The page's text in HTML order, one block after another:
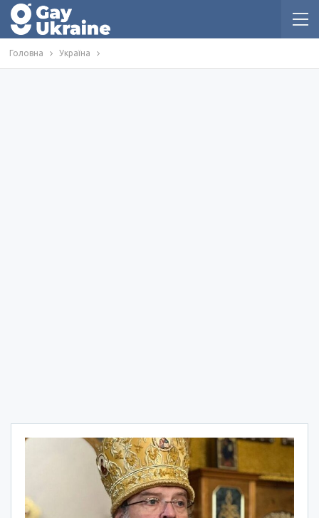
Головна Україна